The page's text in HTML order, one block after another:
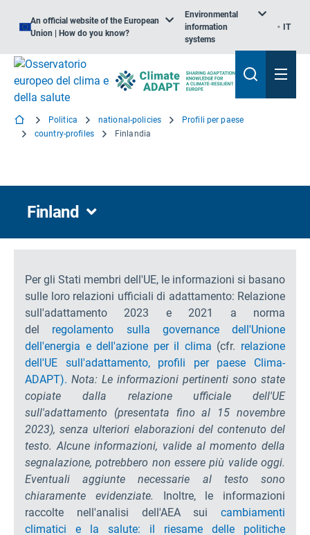
An official website of the European
Union | How do you know?
Environmental
information
systems
IT
Politica national-policies
Profili per paese
country-profiles
Finlandia
Finland
Per gli Stati membri dell'UE, le informazioni si basano
sulle loro relazioni ufficiali di adattamento: Relazione
sull'adattamento 2023 e 2021 a norma
del regolamento sulla governance dell'Unione
dell'energia e dell'azione per il clima (cfr. relazione
dell'UE sull'adattamento,
profili per paese Clima-
ADAPT). Nota: Le informazioni pertinenti sono state
copiate dalla relazione ufficiale dell'UE
sull'adattamento (presentata fino al 15 novembre
2023), senza ulteriori elaborazioni del contenuto del
testo. Alcune informazioni, valide al momento della
segnalazione, potrebbero non essere più valide oggi.
Eventuali aggiunte necessarie al testo sono
chiaramente evidenziate. Inoltre, le informazioni
raccolte nell'analisi dell'AEA sui cambiamenti
climatici e la salute: il riesame delle politiche